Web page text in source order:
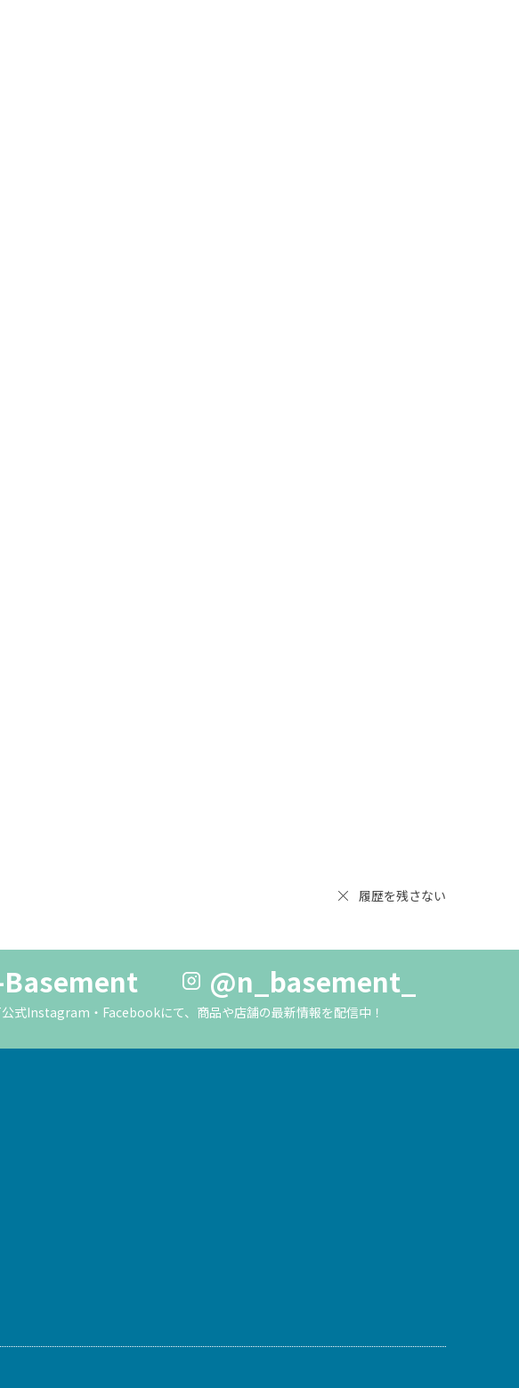
履歴を残さない
Basement @n_basement_
式Instagram・Facebookにて、商品や店舗の最新情報を配信中！